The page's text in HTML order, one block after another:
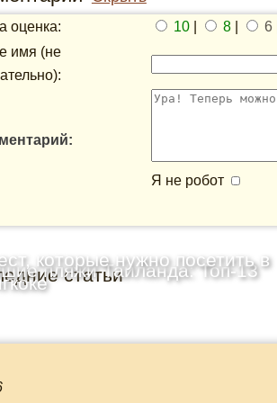
оценка: 10| 8| 6|
имя (не
Я не робот
статьи
пляжи Таиланда: Топ-13
которые нужно посетить в